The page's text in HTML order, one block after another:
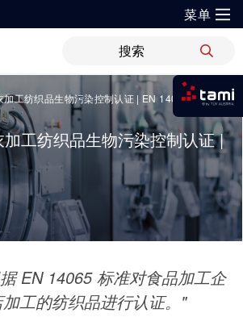
菜单
WiPreis 证书验证 举报平台
认证
检验
娱乐
& 交通
保险
研究
与创新
重点
创新
前瞻
TÜV奥地利
TÜV奥地利中国
、安全与环境（HSE）政策
我们
加工纺织品生物污染控制认证 | EN 14065
工纺织品生物污染控制认证 |
EN 14065 标准对食品加工企
加工的纺织品进行认证。"
是tami
登录tami
登录tami
高兴为您提供指引。